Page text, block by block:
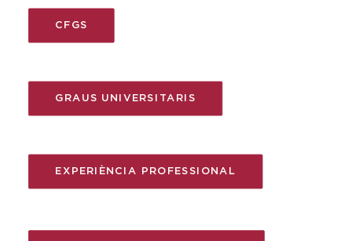
CFGS
GRAUS UNIVERSITARIS
EXPERIÈNCIA PROFESSIONAL